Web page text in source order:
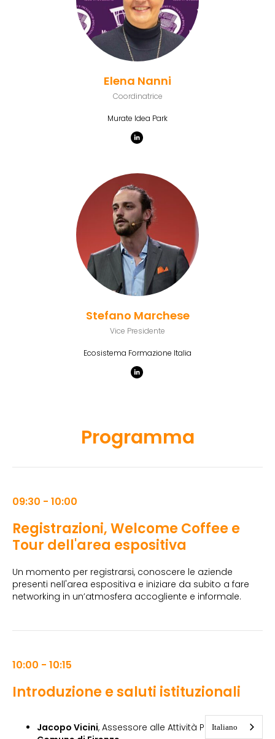
Elena Nanni
Coordinatrice
Murate Idea Park
Stefano Marchese
Vice Presidente
Ecosistema Formazione Italia
Programma
09:30 - 10:00
Registrazioni, Welcome Coffee e
Tour dell'area espositiva
Un momento per registrarsi, conoscere le aziende
presenti nell'area espositiva e iniziare da subito a fare
networking in un’atmosfera accogliente e informale.
10:00 - 10:15
Introduzione e saluti istituzionali
Jacopo Vicini, Assessore alle Attività Produttive,
Italiano